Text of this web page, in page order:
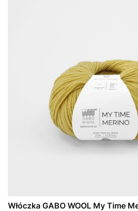
Włóczka GABO WOOL My Time